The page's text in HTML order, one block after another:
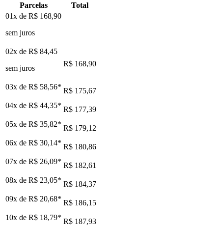
Parcelas
Total
01x de R$ 168,90
sem juros
02x de R$ 84,45
sem juros
R$ 168,90
03x de R$ 58,56* R$ 175,67
04x de R$ 44,35* R$ 177,39
05x de R$ 35,82* R$ 179,12
06x de R$ 30,14* R$ 180,86
07x de R$ 26,09* R$ 182,61
08x de R$ 23,05* R$ 184,37
09x de R$ 20,68* R$ 186,15
10x de R$ 18,79* R$ 187,93